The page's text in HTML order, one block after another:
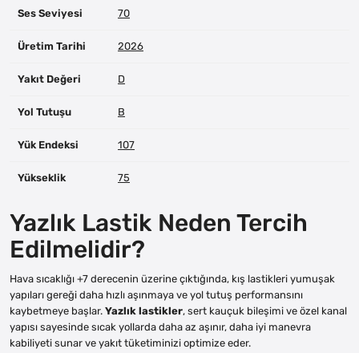
Ses Seviyesi 70
Üretim Tarihi 2026
Yakıt Değeri D
Yol Tutuşu B
Yük Endeksi 107
Yükseklik 75
Yazlık Lastik Neden Tercih
Edilmelidir?
Hava sıcaklığı +7 derecenin üzerine çıktığında, kış lastikleri yumuşak
yapıları gereği daha hızlı aşınmaya ve yol tutuş performansını
kaybetmeye başlar. Yazlık lastikler, sert kauçuk bileşimi ve özel kanal
yapısı sayesinde sıcak yollarda daha az aşınır, daha iyi manevra
kabiliyeti sunar ve yakıt tüketiminizi optimize eder.